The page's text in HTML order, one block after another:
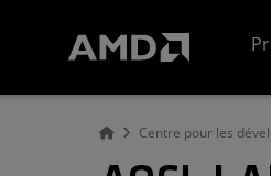
Centre pour les